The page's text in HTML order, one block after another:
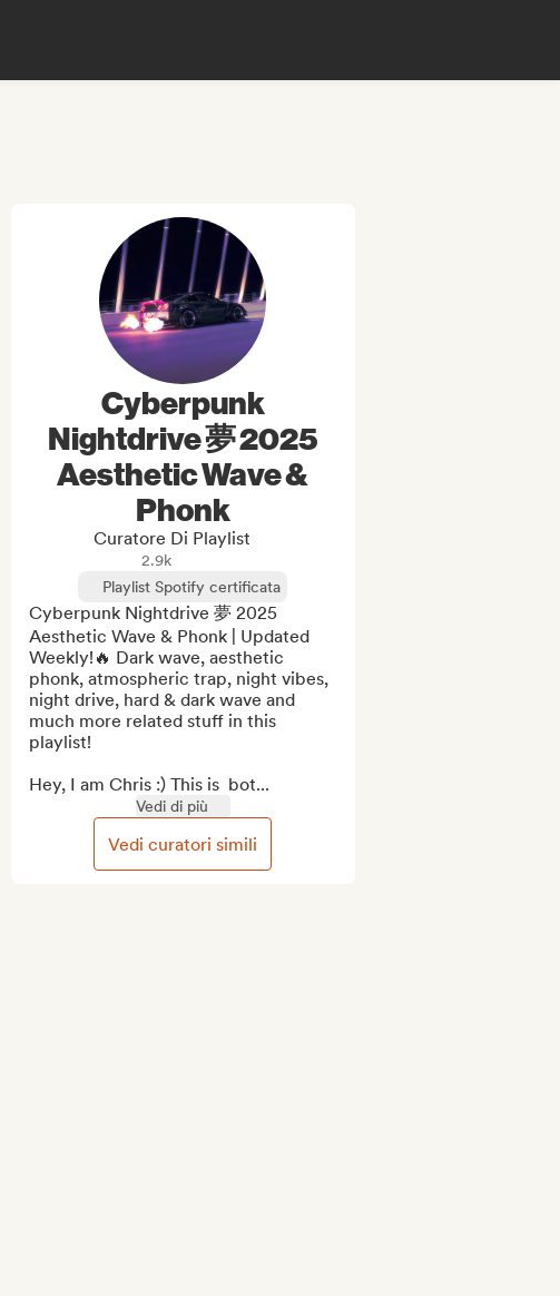
Cyberpunk
Nightdrive 夢 2025
Aesthetic Wave &
Phonk
Curatore Di Playlist
2.9k
Playlist Spotify certificata
Cyberpunk Nightdrive 夢 2025
Aesthetic Wave & Phonk | Updated
Weekly!🔥 Dark wave, aesthetic
phonk, atmospheric trap, night vibes,
night drive, hard & dark wave and
much more related stuff in this
playlist!
Hey, I am Chris :) This is  bot...
Vedi di più
Vedi curatori simili